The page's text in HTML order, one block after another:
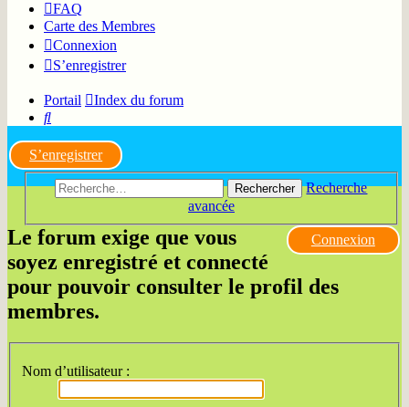
FAQ
Carte des Membres
Connexion
S’enregistrer
Portail
Index du forum
Rechercher
S’enregistrer
Rechercher
Recherche
avancée
Connexion
Le forum exige que vous
soyez enregistré et connecté
pour pouvoir consulter le profil des
membres.
Nom d’utilisateur :